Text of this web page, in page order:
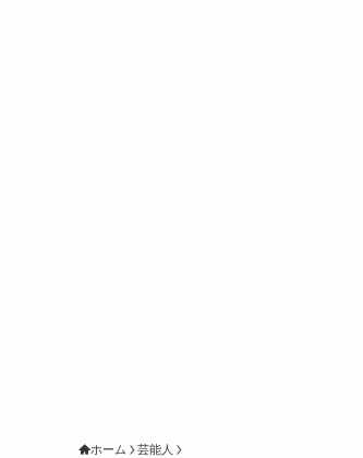
ホーム 芸能人